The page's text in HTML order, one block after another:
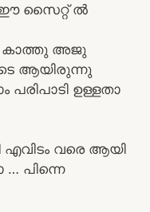
ഈ സൈറ്റ് ൽ
കാത്തു അജു
ആയിരുന്നു
ഉള്ളതാ
എവിടം വരെ ആയി
… പിന്നെ